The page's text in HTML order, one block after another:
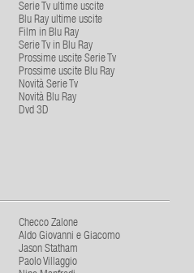
Serie Tv ultime uscite
Blu Ray ultime uscite
Film in Blu Ray
Serie Tv in Blu Ray
Prossime uscite Serie Tv
Prossime uscite Blu Ray
Novità Serie Tv
Novità Blu Ray
Dvd 3D
Checco Zalone
Aldo Giovanni e Giacomo
Jason Statham
Paolo Villaggio